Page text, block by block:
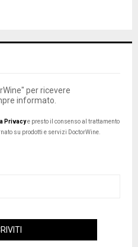
per ricevere
informato.
Privacye presto il consenso al trattamento
su prodotti e servizi DoctorWine.